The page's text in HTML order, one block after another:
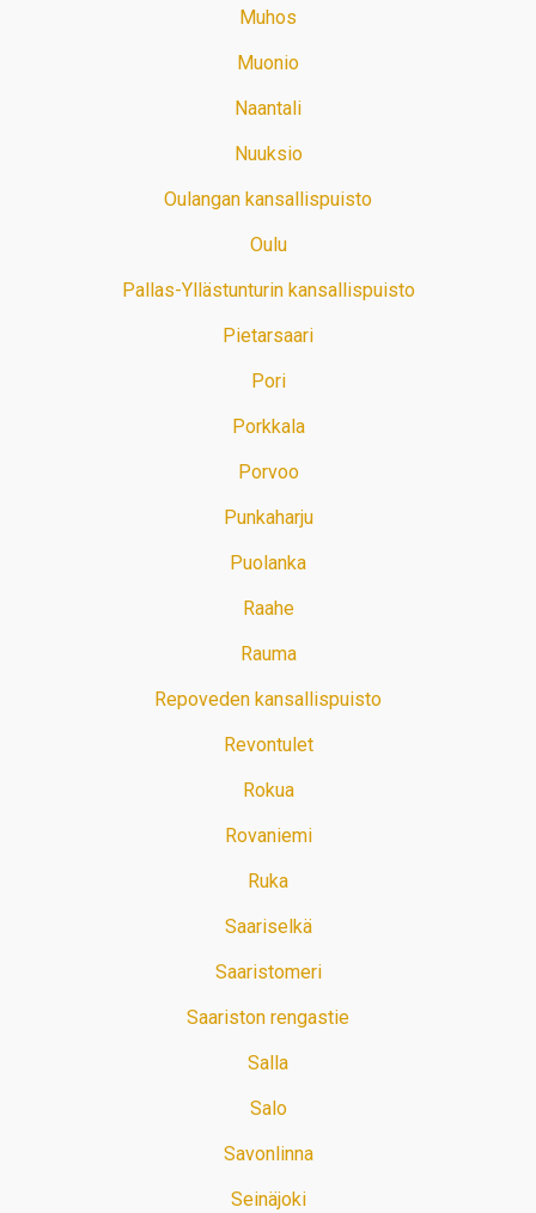
Muhos
Muonio
Naantali
Nuuksio
Oulangan kansallispuisto
Oulu
Pallas-Yllästunturin kansallispuisto
Pietarsaari
Pori
Porkkala
Porvoo
Punkaharju
Puolanka
Raahe
Rauma
Repoveden kansallispuisto
Revontulet
Rokua
Rovaniemi
Ruka
Saariselkä
Saaristomeri
Saariston rengastie
Salla
Salo
Savonlinna
Seinäjoki